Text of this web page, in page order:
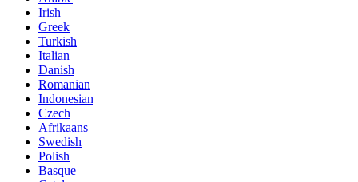
Irish
Greek
Turkish
Italian
Danish
Romanian
Indonesian
Czech
Afrikaans
Swedish
Polish
Basque